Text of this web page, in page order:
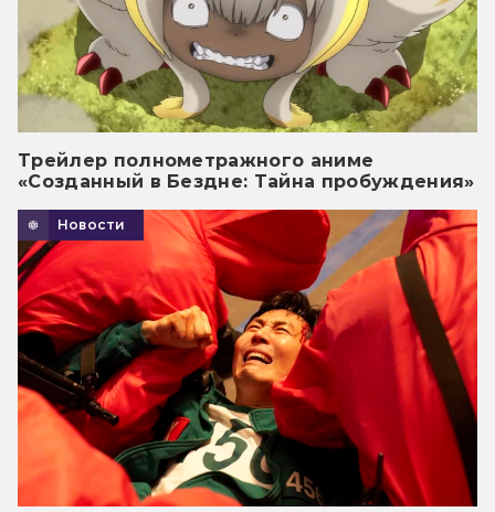
Трейлер полнометражного аниме
«Созданный в Бездне: Тайна пробуждения»
Новости